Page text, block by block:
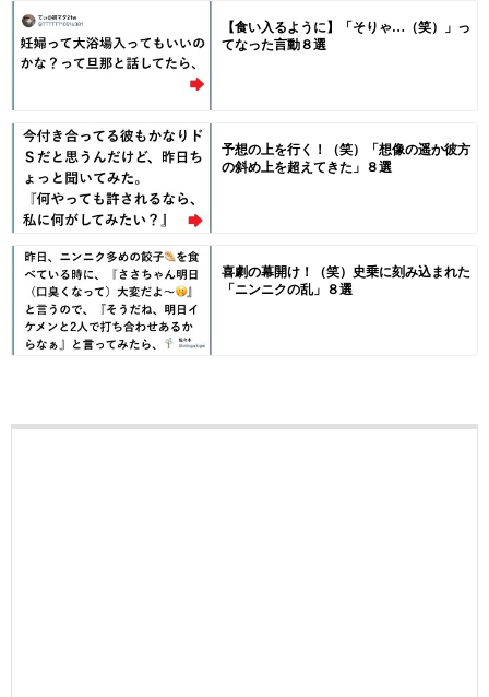
【食い入るように】「そりゃ…（笑）」っ
てなった言動８選
予想の上を行く！（笑）「想像の遥か彼方
の斜め上を超えてきた」８選
喜劇の幕開け！（笑）史乗に刻み込まれた
「ニンニクの乱」８選